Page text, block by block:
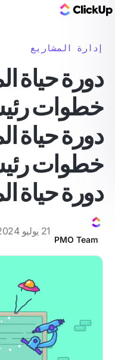
إدارة المشاريع
خطوات
خطوات
دورة حياة
PMO Team
21 يوليو 2024